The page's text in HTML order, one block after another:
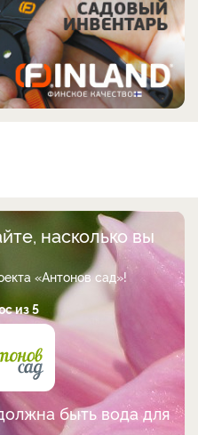
насколько вы
«Антонов сад»!
из 5
быть вода для